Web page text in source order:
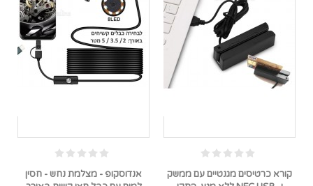
קורא כרטיסים מגנטיים עם ממשק
אנדוסקופ - מצלמת נחש - חסין